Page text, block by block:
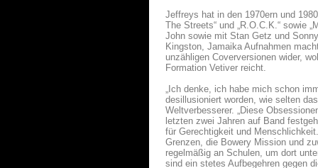
Jeffreys hat in den 1970ern und
The Streets“ und „R.O.C.K.“ sowie
John sowie mit Stan Getz und
Kingston, Jamaika Aufnahmen
unzähligen Coverversionen wider,
Formation Vetiver reicht.
„Ich denke, ich habe mich schon
desillusioniert worden, wie selten
Weltverbesserer. „Diese
letzten zwei Jahren auf Band
für Gerechtigkeit und
Grenzen, die Bowery Mission und
regelmäßig an Schulen, um dort
sind ein stetes Aufbegehren gegen